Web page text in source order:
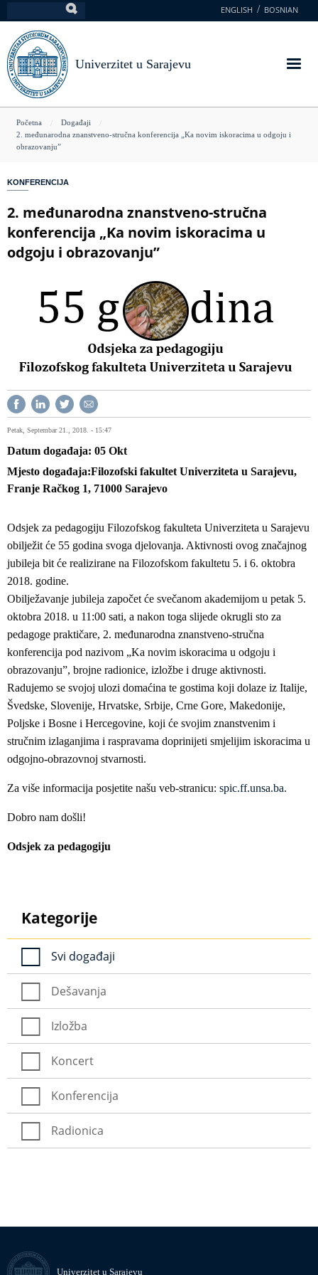
na
glavni
sadržaj
ENGLISH BOSNIAN
Univerzitet u Sarajevu
You
are
Početna
Događaji
2. međunarodna znanstveno-stručna konferencija „Ka novim iskoracima u odgoju i
obrazovanju”
KONFERENCIJA
2. međunarodna znanstveno-stručna
konferencija „Ka novim iskoracima u
odgoju i obrazovanju”
Petak, Septembar 21., 2018. - 15:47
Datum događaja 05 Okt
Mjesto događaja Filozofski fakultet Univerziteta u Sarajevu,
Franje Račkog 1, 71000 Sarajevo
Odsjek za pedagogiju Filozofskog fakulteta Univerziteta u Sarajevu
obilježit će 55 godina svoga djelovanja. Aktivnosti ovog značajnog
jubileja bit će realizirane na Filozofskom fakultetu 5. i 6. oktobra
2018. godine.
Obilježavanje jubileja započet će svečanom akademijom u petak 5.
oktobra 2018. u 11:00 sati, a nakon toga slijede okrugli sto za
pedagoge praktičare, 2. međunarodna znanstveno-stručna
konferencija pod nazivom „Ka novim iskoracima u odgoju i
obrazovanju”, brojne radionice, izložbe i druge aktivnosti.
Radujemo se svojoj ulozi domaćina te gostima koji dolaze iz Italije,
Švedske, Slovenije, Hrvatske, Srbije, Crne Gore, Makedonije,
Poljske i Bosne i Hercegovine, koji će svojim znanstvenim i
stručnim izlaganjima i raspravama doprinijeti smjelijim iskoracima u
odgojno-obrazovnoj stvarnosti.
Za više informacija posjetite našu veb-stranicu: spic.ff.unsa.ba.
Dobro nam došli!
Odsjek za pedagogiju
Kategorije
Svi događaji
Dešavanja
Izložba
Koncert
Konferencija
Radionica
Univerzitet u Sarajevu